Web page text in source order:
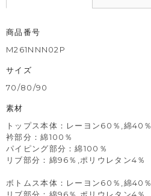
商品番号
M261NNN02P
サイズ
70/80/90
素材
トップス本体：レーヨン60％,綿40％
衿部分：綿100％
パイピング部分：綿100％
リブ部分：綿96％,ポリウレタン4％
ボトムス本体：レーヨン60％,綿40％
リブ部分：綿96％,ポリウレタン4％